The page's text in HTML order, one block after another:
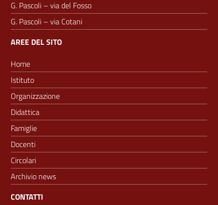
G. Pascoli – via del Fosso
G. Pascoli – via Cotani
AREE DEL SITO
Home
Istituto
Organizzazione
Didattica
Famiglie
Docenti
Circolari
Archivio news
CONTATTI